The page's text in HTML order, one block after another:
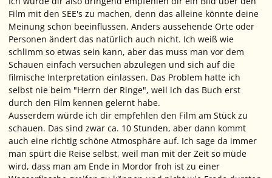
Film mit den SEE's zu machen, denn das alleine könnte deine
Meinung schon beeinflussen. Anders aussehende Orte oder
Personen ändert das natürlich auch nicht. Ich weiß wie
schlimm so etwas sein kann, aber das muss man vor dem
Schauen einfach versuchen abzulegen und sich auf die
filmische Interpretation einlassen. Das Problem hatte ich
selbst nie beim "Herrn der Ringe", weil ich das Buch erst
durch den Film kennen gelernt habe.
Ausserdem würde ich dir empfehlen den Film am Stück zu
schauen. Das sind zwar ca. 10 Stunden, aber dann kommt
auch eine richtig schöne Atmosphäre auf. Ich sage da immer
man spürt die Reise selbst, weil man mit der Zeit so müde
wird, dass man am Ende in Mordor froh ist zu einer